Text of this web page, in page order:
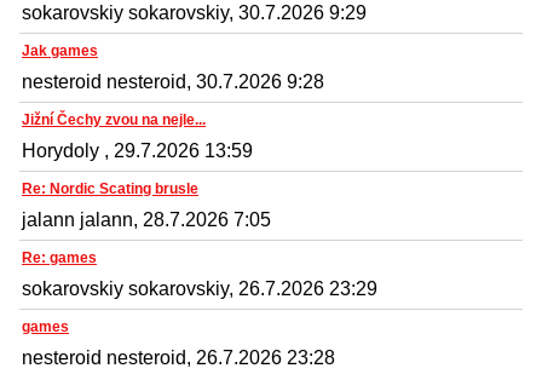
sokarovskiy sokarovskiy, 30.7.2026 9:29
Jak games
nesteroid nesteroid, 30.7.2026 9:28
Jižní Čechy zvou na nejle...
Horydoly , 29.7.2026 13:59
Re: Nordic Scating brusle
jalann jalann, 28.7.2026 7:05
Re: games
sokarovskiy sokarovskiy, 26.7.2026 23:29
games
nesteroid nesteroid, 26.7.2026 23:28